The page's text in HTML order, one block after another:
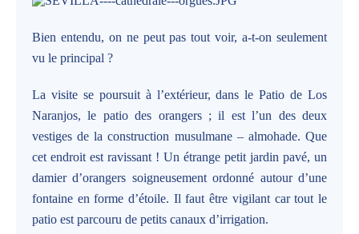
Bien entendu, on ne peut pas tout voir, a-t-on seulement
vu le principal ?
La visite se poursuit à l’extérieur, dans le Patio de Los
Naranjos, le patio des orangers ; il est l’un des deux
vestiges de la construction musulmane – almohade. Que
cet endroit est ravissant ! Un étrange petit jardin pavé, un
damier d’orangers soigneusement ordonné autour d’une
fontaine en forme d’étoile. Il faut être vigilant car tout le
patio est parcouru de petits canaux d’irrigation.